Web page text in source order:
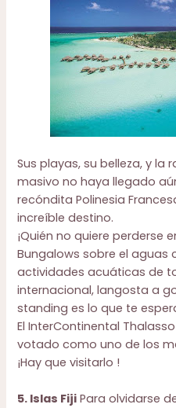
Sus playas, su belleza, y la
masivo no haya llegado
recóndita Polinesia
increíble destino.
¡Quién no quiere perderse
Bungalows sobre el aguas
actividades acuáticas de
internacional, langosta a
standing es lo que te
ElInterContinental
votado como uno de los
¡Hay que visitarlo !
5. Islas Fiji Para olvidarse